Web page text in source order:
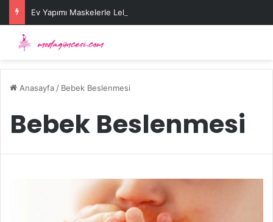
Ev Yapımı Maskelerle Leke Sorununa Çözüm Önerileri
Anasayfa / Bebek Beslenmesi
Bebek Beslenmesi